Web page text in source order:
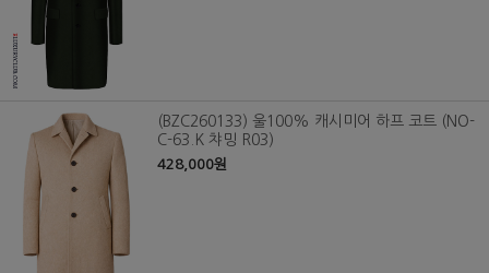
(BZC260133) 울100% 캐시미어 하프 코트 (NO-
C-63.K 챠밍 R03)
428,000원